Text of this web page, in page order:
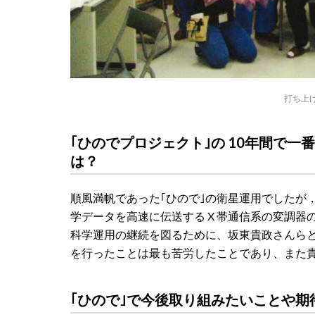
打ち上
｢ひのでプロジェクト｣の 10年間で一
は？
順風満帆であった｢ひので｣の衛星運用でしたが
学データを高速に伝送する X 帯通信系の変調器
科学運用の継続を図るために、坂東貴政さんら
を行ったことは最も苦労したことであり、また
｢ひので｣で今後取り組みたいことや